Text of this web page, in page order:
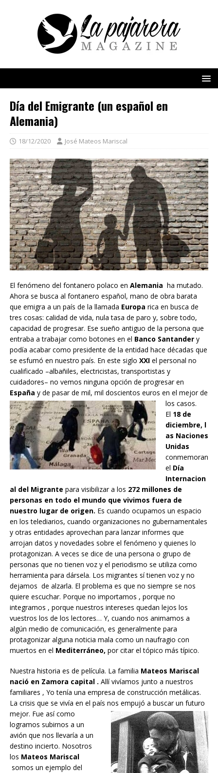
Día del Emigrante (un español en
Alemania)
18/12/2020 José Mateos Mariscal
El fenómeno del fontanero polaco en Alemania ha mutado.
Ahora se busca al fontanero español, mano de obra barata
que emigra a un país de la llamada Europa rica en busca de
tres cosas: calidad de vida, nula tasa de paro y, sobre todo,
capacidad de progresar. Ese sueño antiguo de la persona que
entraba a trabajar como botones en el Banco Santander y
podía acabar como presidente de la entidad hace décadas que
se esfumó en nuestro país. En este siglo XXI el personal no
cualificado –albañiles, electricistas, transportistas y
cuidadores– no vemos ninguna opción de progresar en
España y de pasar de mil, mil doscientos euros en el mejor de
los casos.
El 18 de
diciembre, l
as Naciones
Unidas
conmemoran
el Día
Internacion
al del Migrante para visibilizar a los 272 millones de
personas en todo el mundo que vivimos fuera de
nuestro lugar de origen. Es cuando ocupamos un espacio
en los telediarios, cuando organizaciones no gubernamentales
y otras entidades aprovechan para lanzar informes que
arrojan datos y novedades sobre el fenómeno y quienes lo
protagonizan. A veces se dice de una persona o grupo de
personas que no tienen voz y el periodismo se utiliza como
herramienta para dársela. Los migrantes sí tienen voz y no
dejamos de alzarla. El problema es que no siempre se nos
quiere escuchar. Porque no importamos , porque no
integramos , porque nuestros intereses quedan lejos los
vuestros los de los lectores… Y, cuando nos animamos a
algún medio de comunicación, es generalmente para
protagonizar alguna noticia mala como un naufragio con
muertos en el Mediterráneo, por citar el tópico más típico.
Nuestra historia es de película. La familia Mateos Mariscal
nació en Zamora capital . Allí vivíamos junto a nuestros
familiares , Yo tenía una empresa de construcción metálicas.
La crisis que se vivía en el país nos empujó a buscar un futuro
mejor. Fue así como
logramos subirnos a un
avión que nos llevaría a un
destino incierto. Nosotros
los Mateos Mariscal
somos un ejemplo del